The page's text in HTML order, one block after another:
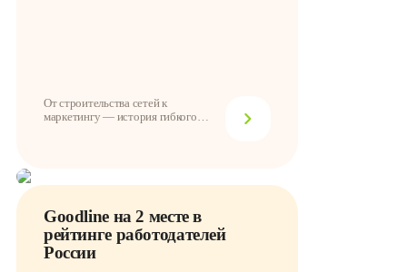
От строительства сетей к
маркетингу — история гибкого
Goodline на 2 месте в
рейтинге работодателей
России